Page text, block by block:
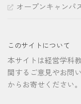
オープンキャンパ
このサイトについて
本サイトは経営学科
関するご意見やお問
からお寄せください。